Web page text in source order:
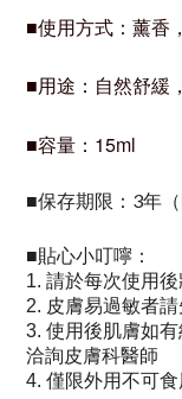
■使用方式：薰香
■用途：自然舒緩
■容量：15ml
■保存期限：3年（
■貼心小叮嚀：
1. 請於每次使用
2. 皮膚易過敏者請
3. 使用後肌膚如
洽詢皮膚科醫師
4. 僅限外用不可食